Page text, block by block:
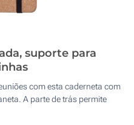
suporte para
com esta caderneta com
A parte de trás permite